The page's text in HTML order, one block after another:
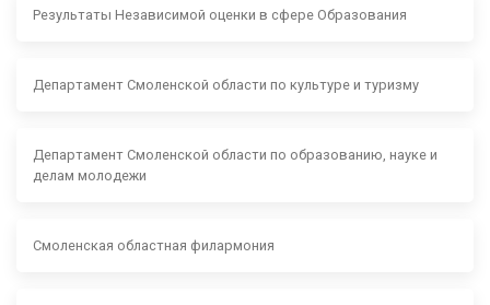
Результаты Независимой оценки в сфере Образования
Департамент Смоленской области по культуре и туризму
Департамент Смоленской области по образованию, науке и
делам молодежи
Смоленская областная филармония